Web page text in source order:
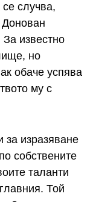
случва,
Донован
известно
но
обаче успява
му с
за изразяване
собствените
таланти
Той